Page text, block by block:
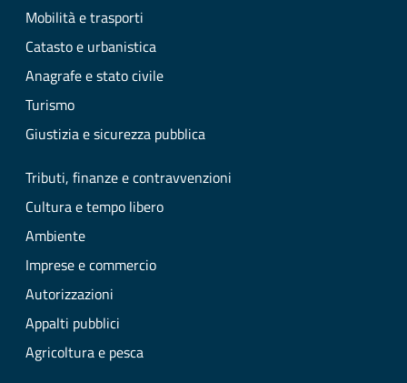
Mobilità e trasporti
Catasto e urbanistica
Anagrafe e stato civile
Turismo
Giustizia e sicurezza pubblica
Tributi, finanze e contravvenzioni
Cultura e tempo libero
Ambiente
Imprese e commercio
Autorizzazioni
Appalti pubblici
Agricoltura e pesca